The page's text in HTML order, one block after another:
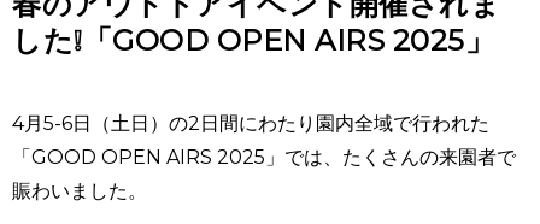
した❕「GOOD OPEN AIRS 2025」
4月5-6日（土日）の2日間にわたり園内全域で行われた
「GOOD OPEN AIRS 2025」では、たくさんの来園者で
賑わいました。